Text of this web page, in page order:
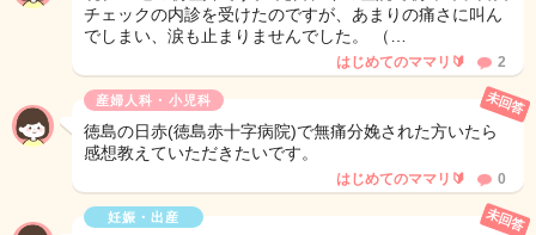
チェックの内診を受けたのですが、あまりの痛さに叫ん
でしまい、涙も止まりませんでした。 （…
はじめてのママリ🔰 2
産婦人科・小児科
徳島の日赤(徳島赤十字病院)で無痛分娩された方いたら
感想教えていただきたいです。
未回答
はじめてのママリ🔰 0
妊娠・出産 未回答